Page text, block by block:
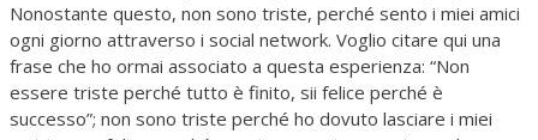
Nonostante questo, non sono triste, perché sento i miei amici
ogni giorno attraverso i social network. Voglio citare qui una
frase che ho ormai associato a questa esperienza: “Non
essere triste perché tutto è finito, sii felice perché è
successo”; non sono triste perché ho dovuto lasciare i miei